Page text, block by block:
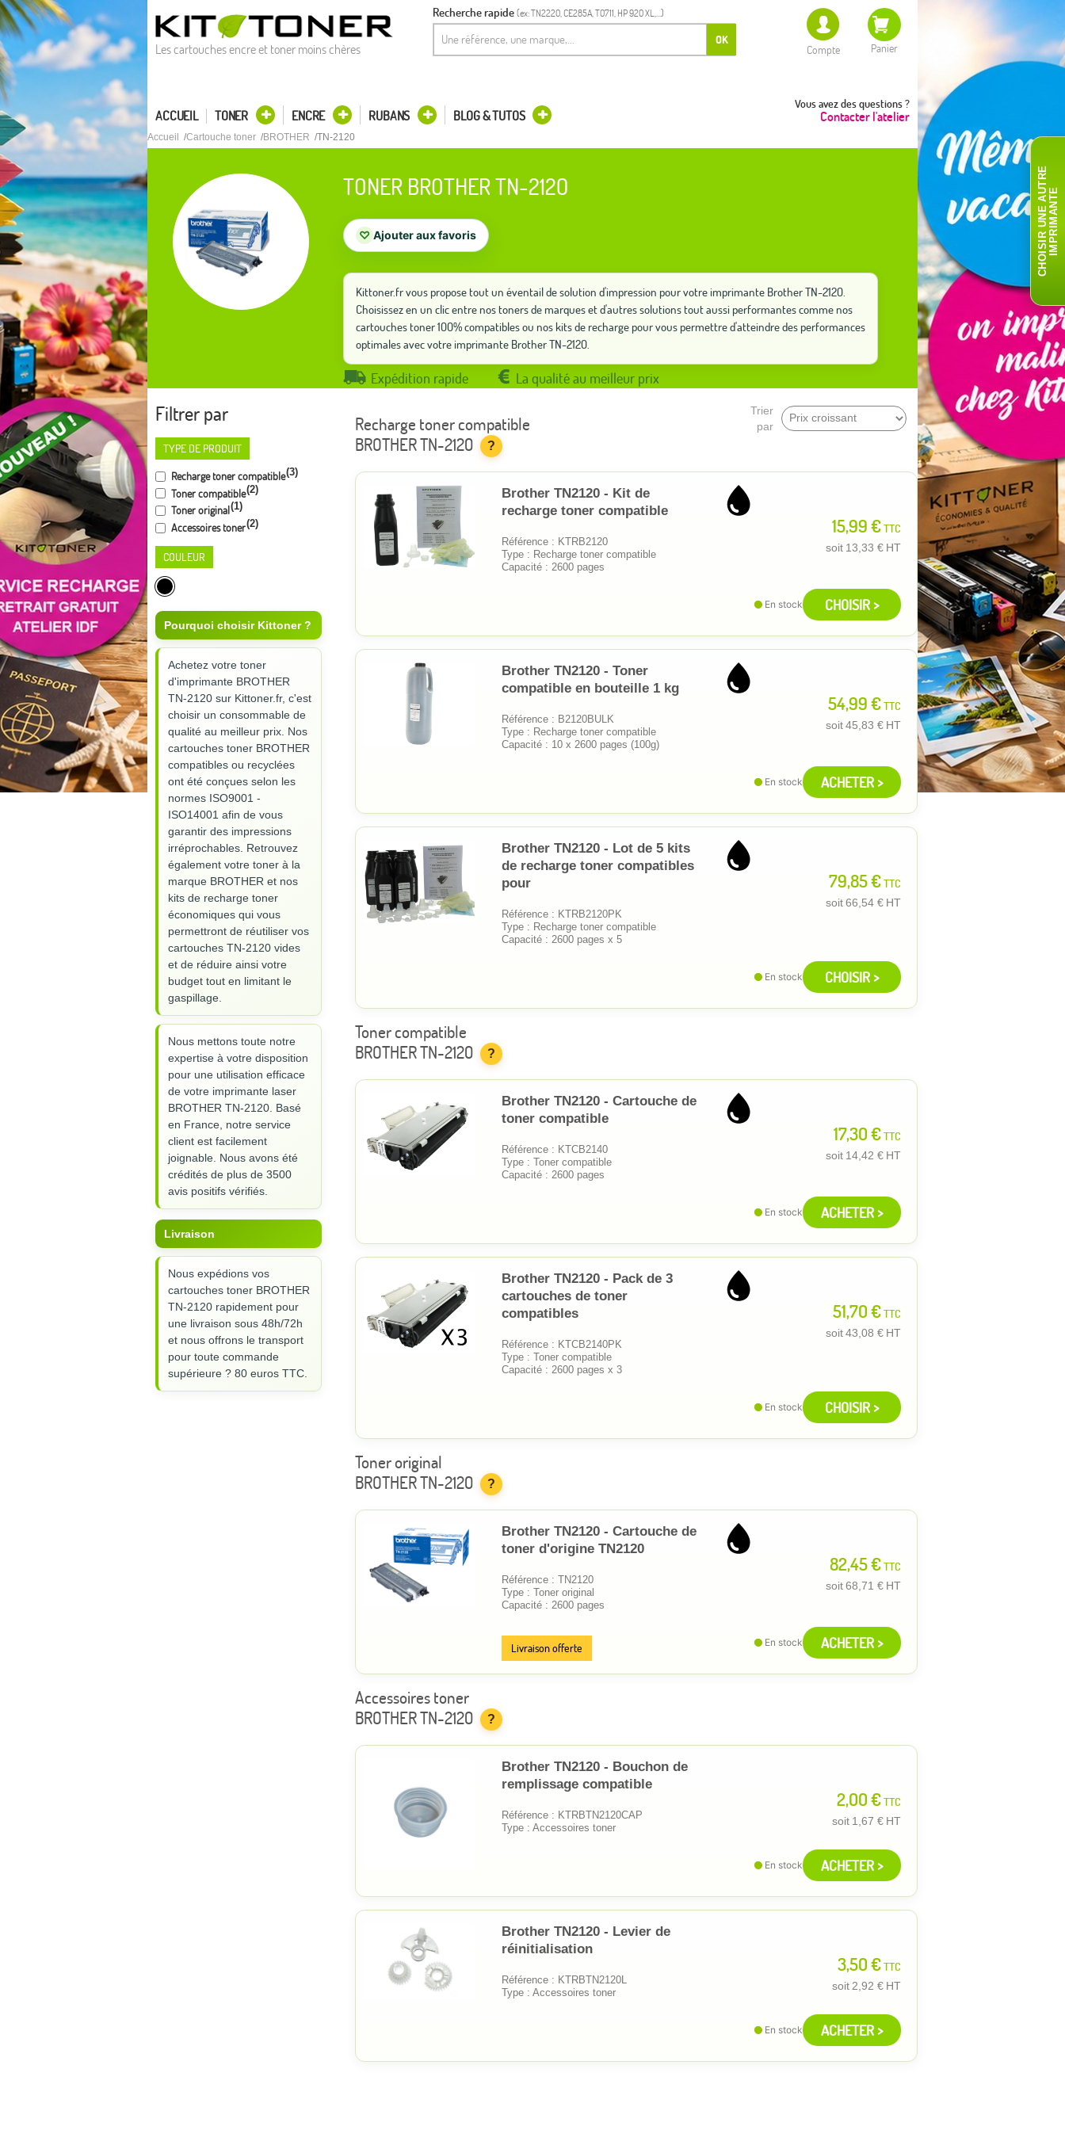
Les cartouches encre et toner moins chères
Recherche rapide (ex: TN2220, CE285A, T0711, HP 920 XL,...)
OK
Compte Panier
Vous avez des questions ?
Contacter l'atelier
ACCUEIL TONER ENCRE RUBANS BLOG & TUTOS
Accueil Cartouche toner BROTHER TN-2120
TONER BROTHER TN-2120
♡ Ajouter aux favoris
Kittoner.fr vous propose tout un éventail de solution d'impression pour votre imprimante Brother TN-2120.
Choisissez en un clic entre nos toners de marques et d'autres solutions tout aussi performantes comme nos
cartouches toner 100% compatibles ou nos kits de recharge pour vous permettre d'atteindre des performances
optimales avec votre imprimante Brother TN-2120.
Expédition rapide La qualité au meilleur prix
Filtrer par
TYPE DE PRODUIT
Recharge toner compatible(3)
Toner compatible(2)
Toner original(1)
Accessoires toner(2)
COULEUR
Pourquoi choisir Kittoner ?
Achetez votre toner
d'imprimante BROTHER
TN-2120 sur Kittoner.fr, c'est
choisir un consommable de
qualité au meilleur prix. Nos
cartouches toner BROTHER
compatibles ou recyclées
ont été conçues selon les
normes ISO9001 -
ISO14001 afin de vous
garantir des impressions
irréprochables. Retrouvez
également votre toner à la
marque BROTHER et nos
kits de recharge toner
économiques qui vous
permettront de réutiliser vos
cartouches TN-2120 vides
et de réduire ainsi votre
budget tout en limitant le
gaspillage.
Nous mettons toute notre
expertise à votre disposition
pour une utilisation efficace
de votre imprimante laser
BROTHER TN-2120. Basé
en France, notre service
client est facilement
joignable. Nous avons été
crédités de plus de 3500
avis positifs vérifiés.
Livraison
Nous expédions vos
cartouches toner BROTHER
TN-2120 rapidement pour
une livraison sous 48h/72h
et nous offrons le transport
pour toute commande
supérieure ? 80 euros TTC.
Trier
par
Recharge toner compatible
BROTHER TN-2120
?
Brother TN2120 - Kit de
recharge toner compatible
Référence : KTRB2120
Type : Recharge toner compatible
Capacité : 2600 pages
15,99 €TTC
soit 13,33 € HT
En stock CHOISIR >
Brother TN2120 - Toner
compatible en bouteille 1 kg
Référence : B2120BULK
Type : Recharge toner compatible
Capacité : 10 x 2600 pages (100g)
54,99 €TTC
soit45,83 € HT
En stock ACHETER >
Brother TN2120 - Lot de 5 kits
de recharge toner compatibles
pour
Référence : KTRB2120PK
Type : Recharge toner compatible
Capacité : 2600 pages x 5
79,85 €TTC
soit66,54 € HT
En stock CHOISIR >
Toner compatible
BROTHER TN-2120
?
Brother TN2120 - Cartouche de
toner compatible
Référence : KTCB2140
Type : Toner compatible
Capacité : 2600 pages
17,30 €TTC
soit 14,42 € HT
En stock ACHETER >
Brother TN2120 - Pack de 3
cartouches de toner
compatibles
Référence : KTCB2140PK
Type : Toner compatible
Capacité : 2600 pages x 3
51,70 €TTC
soit43,08 € HT
En stock CHOISIR >
Toner original
BROTHER TN-2120
?
Brother TN2120 - Cartouche de
toner d'origine TN2120
Référence : TN2120
Type : Toner original
Capacité : 2600 pages
82,45 €TTC
soit68,71 € HT
Livraison offerte En stock ACHETER >
Accessoires toner
BROTHER TN-2120
?
Brother TN2120 - Bouchon de
remplissage compatible
Référence : KTRBTN2120CAP
Type : Accessoires toner
2,00 €TTC
soit 1,67 € HT
En stock ACHETER >
Brother TN2120 - Levier de
réinitialisation
Référence : KTRBTN2120L
Type : Accessoires toner
3,50 €TTC
soit 2,92 € HT
En stock ACHETER >
C
H
O
I
S
I
R
U
N
E
AU
T
R
E
I
M
P
R
I
M
A
N
TE